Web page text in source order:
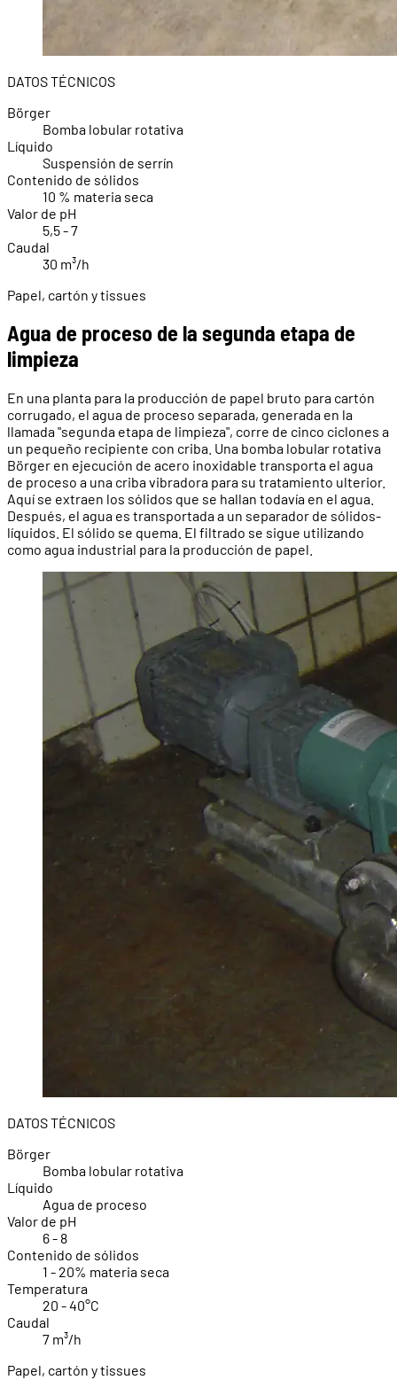
DATOS TÉCNICOS
Börger
Bomba lobular rotativa
Líquido
Suspensión de serrín
Contenido de sólidos
10 % materia seca
Valor de pH
5,5 - 7
Caudal
30 m³/h
Papel, cartón y tissues
Agua de proceso de la segunda etapa de
limpieza
En una planta para la producción de papel bruto para cartón
corrugado, el agua de proceso separada, generada en la
llamada "segunda etapa de limpieza", corre de cinco ciclones a
un pequeño recipiente con criba. Una bomba lobular rotativa
Börger en ejecución de acero inoxidable transporta el agua
de proceso a una criba vibradora para su tratamiento ulterior.
Aquí se extraen los sólidos que se hallan todavía en el agua.
Después, el agua es transportada a un separador de sólidos-
líquidos. El sólido se quema. El filtrado se sigue utilizando
como agua industrial para la producción de papel.
DATOS TÉCNICOS
Börger
Bomba lobular rotativa
Líquido
Agua de proceso
Valor de pH
6 - 8
Contenido de sólidos
1 - 20% materia seca
Temperatura
20 - 40°C
Caudal
7 m³/h
Papel, cartón y tissues